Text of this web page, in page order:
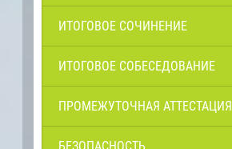
ИТОГОВОЕ СОЧИНЕНИЕ
ИТОГОВОЕ СОБЕСЕДОВАНИЕ
ПРОМЕЖУТОЧНАЯ АТТЕСТАЦИЯ
БЕЗОПАСНОСТЬ